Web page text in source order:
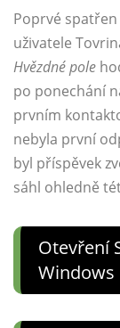
Poprvé spatřen
uživatele
Hvězdné pole
po ponechání
prvním
nebyla první
byl příspěvek
sáhl ohledně
Otevření
Windows